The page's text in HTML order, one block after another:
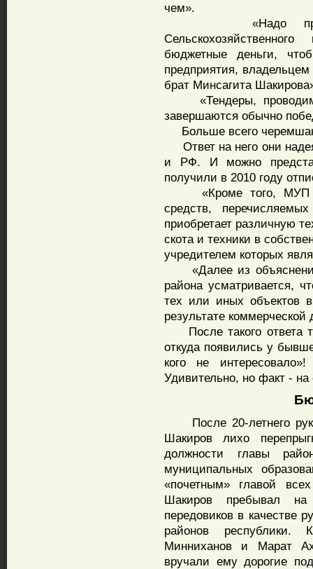
чем».
«Надо
бюджетные деньги,
предприятия,
брат Минсагита
«Тендеры,
завершаются обычно
Больше всего
Ответ на него они
и РФ. И можно
получили в 2010 году
«Кроме того, МУП
средств,
приобретает различную
скота и техники в
учредителем которых
«Далее из
района усматривается,
тех или иных объектов
результате коммерческой
После такого ответа
откуда появились у
кого не
Удивительно, но факт -
После 20-летнего
Шакиров лихо
должности главы
муниципальных
«почетным» главой
Шакиров пребывал на
передовиков в качестве
районов
Минниханов и Марат
вручали ему дорогие